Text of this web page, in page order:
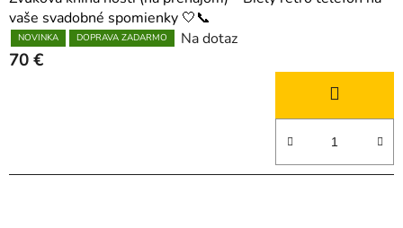
vaše svadobné spomienky 🤍📞
NOVINKA DOPRAVA ZADARMO Na dotaz
70 €